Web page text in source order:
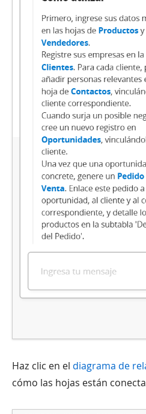
Haz clic en el diagrama de
cómo las hojas están